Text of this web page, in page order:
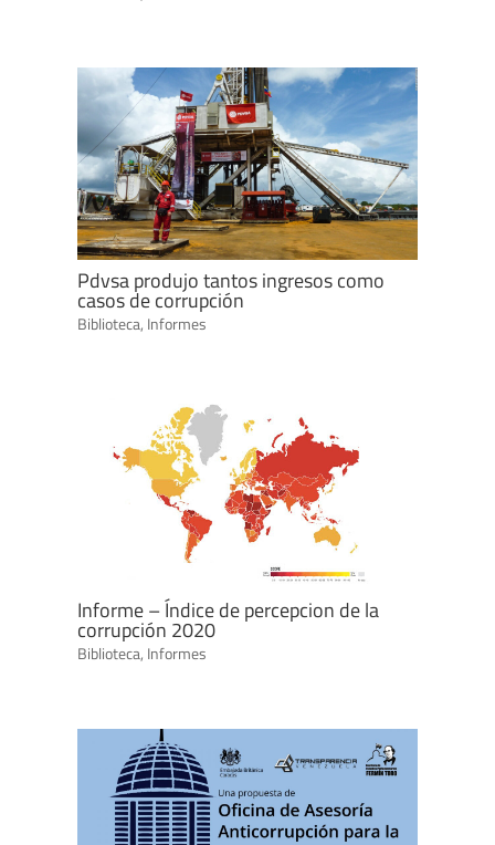
Pdvsa produjo tantos ingresos como
casos de corrupción
Biblioteca, Informes
Informe – Índice de percepcion de la
corrupción 2020
Biblioteca, Informes